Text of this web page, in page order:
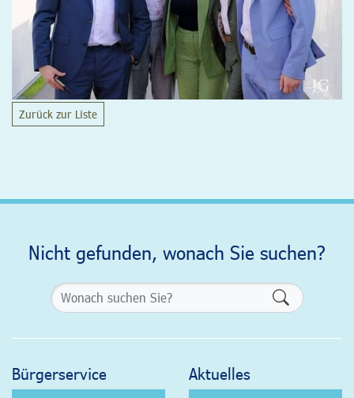
Zurück zur Liste
Nicht gefunden, wonach Sie suchen?
Bürgerservice Aktuelles